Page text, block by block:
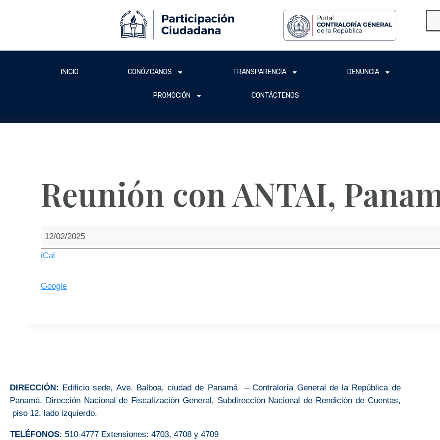
INICIO CONÓZCANOS TRANSPARENCIA DENUNCIA
PROMOCIÓN CONTÁCTENOS
Reunión con ANTAI,
12/02/2025
iCal
Google
DIRECCIÓN: Edificio sede, Ave. Balboa, ciudad de Panamá – Contraloría General de la República de
Panamá, Dirección Nacional de Fiscalización General, Subdirección Nacional de Rendición de Cuentas,
piso 12, lado izquierdo.
TELÉFONOS: 510-4777 Extensiones: 4703, 4708 y 4709